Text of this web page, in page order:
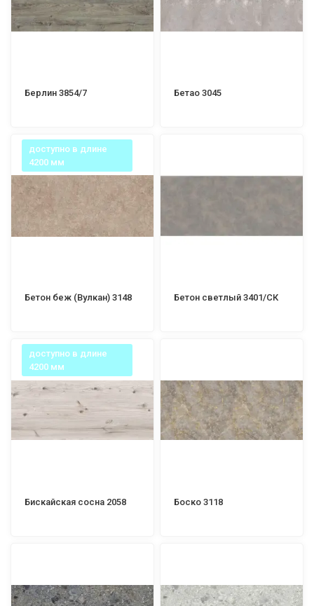
Берлин 3854/7 Бетао 3045
доступно в длине
4200 мм
Бетон беж (Вулкан) 3148 Бетон светлый 3401/СК
доступно в длине
4200 мм
Бискайская сосна 2058 Боско 3118